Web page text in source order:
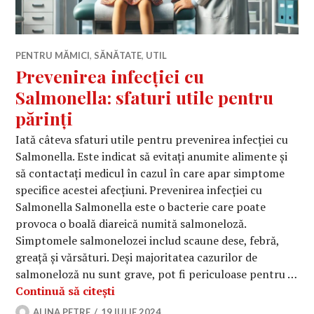
PENTRU MĂMICI, SĂNĂTATE, UTIL
Prevenirea infecției cu
Salmonella: sfaturi utile pentru
părinți
Iată câteva sfaturi utile pentru prevenirea infecției cu
Salmonella. Este indicat să evitați anumite alimente și
să contactați medicul în cazul în care apar simptome
specifice acestei afecțiuni. Prevenirea infecției cu
Salmonella Salmonella este o bacterie care poate
provoca o boală diareică numită salmoneloză.
Simptomele salmonelozei includ scaune dese, febră,
greață și vărsături. Deși majoritatea cazurilor de
salmoneloză nu sunt grave, pot fi periculoase pentru …
Continuă să citești